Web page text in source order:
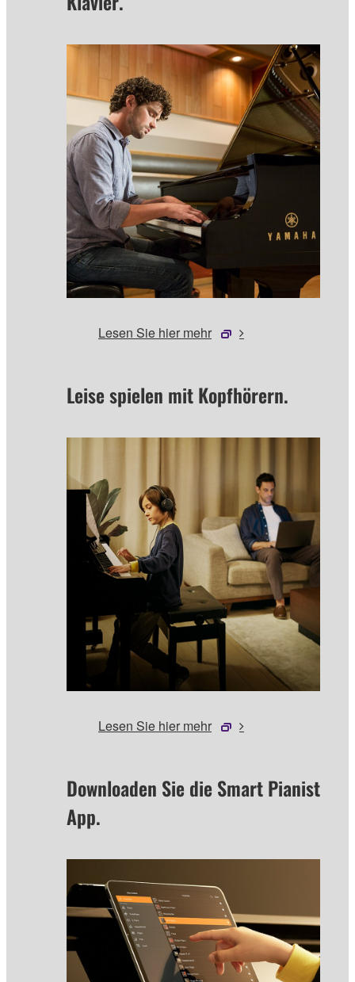
Lesen Sie hier mehr
Leise spielen mit Kopfhörern.
Lesen Sie hier mehr
Downloaden Sie die Smart Pianist
App.